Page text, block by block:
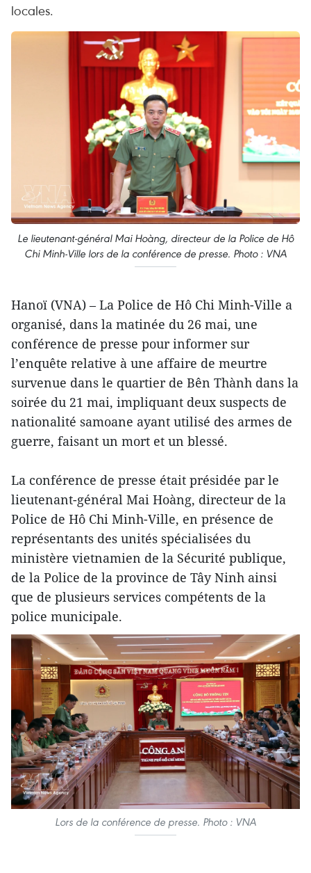
locales.
Le lieutenant-général Mai Hoàng, directeur de la Police de Hô
Chi Minh-Ville lors de la conférence de presse. Photo : VNA
Hanoï (VNA) – La Police de Hô Chi Minh-Ville a
organisé, dans la matinée du 26 mai, une
conférence de presse pour informer sur
l’enquête relative à une affaire de meurtre
survenue dans le quartier de Bên Thành dans la
soirée du 21 mai, impliquant deux suspects de
nationalité samoane ayant utilisé des armes de
guerre, faisant un mort et un blessé.
La conférence de presse était présidée par le
lieutenant-général Mai Hoàng, directeur de la
Police de Hô Chi Minh-Ville, en présence de
représentants des unités spécialisées du
ministère vietnamien de la Sécurité publique,
de la Police de la province de Tây Ninh ainsi
que de plusieurs services compétents de la
police municipale.
Lors de la conférence de presse. Photo : VNA